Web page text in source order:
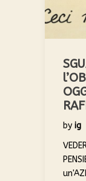
by ig